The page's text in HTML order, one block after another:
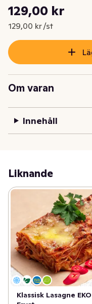
Nuvarande pris är:
129,00 kr
129,00 kr /st
Styckpris: 129,00 kr /st
Om varan
Innehåll
Liknande
Klassisk Lasagne EKO